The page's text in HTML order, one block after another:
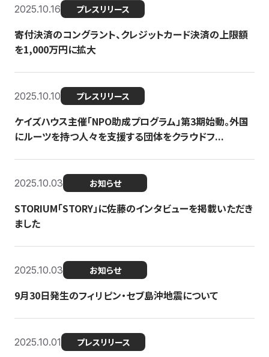
2025.10.16 プレスリリース
寄付決済のコングラント、クレジットカード決済の上限額
を1,000万円に拡大
2025.10.10 プレスリリース
ケイズハウス主催「NPO助成プログラム」第3期始動。外国
にルーツを持つ人々を支援する団体をクラウドフ...
2025.10.03 お知らせ
STORIUM「STORY」に佐藤のインタビューを掲載いただき
ました
2025.10.03 お知らせ
9月30日発生のフィリピン・セブ島沖地震について
2025.10.01 プレスリリース